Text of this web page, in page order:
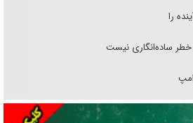
را
خطر ساده‌انگاری نیست
ایران‌خودرو/ خصوصی‌سازی یا انحصار؟